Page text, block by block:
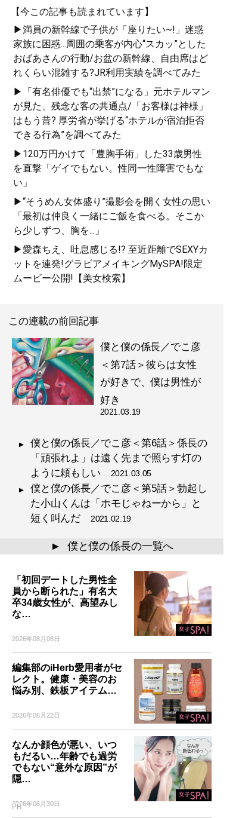
【今この記事も読まれています】
▶満員の新幹線で子供が「座りたい~!」迷惑
家族に困惑...周囲の乗客が内心“スカッ”とした
おばあさんの行動/お盆の新幹線、自由席はど
れくらい混雑する?JR利用実績を調べてみた
▶「有名俳優でも“出禁”になる」元ホテルマン
が見た、残念な客の共通点/「お客様は神様」
はもう昔? 厚労省が挙げる“ホテルが宿泊拒否
できる行為”を調べてみた
▶120万円かけて「豊胸手術」した33歳男性
を直撃「ゲイでもない。性同一性障害でもな
い」
▶“そうめん女体盛り”撮影会を開く女性の思い
「最初は仲良く一緒にご飯を食べる。そこか
ら少しずつ、胸を...」
▶愛森ちえ、吐息感じる!? 至近距離でSEXYカ
ットを連発!グラビアメイキングMySPA!限定
ムービー公開!【美女検索】
この連載の前回記事
僕と僕の係長／でこ彦
＜第7話＞彼らは女性
が好きで、僕は男性が
好き
2021.03.19
僕と僕の係長／でこ彦＜第6話＞係長の
「頑張れよ」は遠く先まで照らす灯の
ように頼もしい 2021.03.05
僕と僕の係長／でこ彦＜第5話＞勃起し
た小山くんは「ホモじゃねーから」と
短く叫んだ 2021.02.19
▲ 僕と僕の係長の一覧へ
「初回デートした男性全
員から断られた」有名大
卒34歳女性が、高望みし
な…
2026年08月08日
編集部のiHerb愛用者がセ
レクト。健康・美容のお
悩み別、鉄板アイテム…
2026年06月22日
なんか顔色が悪い、いつ
もだるい…年齢でも過労
でもない“意外な原因”が
隠…
2026年06月30日
PR